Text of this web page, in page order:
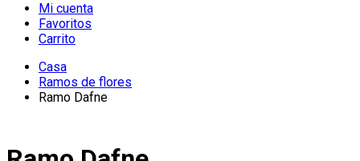
Mi cuenta
Favoritos
Carrito
Casa
Ramos de flores
Ramo Dafne